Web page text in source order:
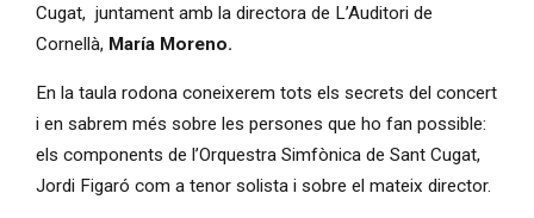
Cugat, juntament amb la directora de L’Auditori de
Cornellà, María Moreno.
En la taula rodona coneixerem tots els secrets del concert
i en sabrem més sobre les persones que ho fan possible:
els components de l’Orquestra Simfònica de Sant Cugat,
Jordi Figaró com a tenor solista i sobre el mateix director.